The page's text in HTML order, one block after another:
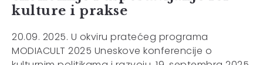
kulture i prakse
20.09. 2025. U okviru pratećeg programa
MODIACULT 2025 Uneskove konferencije o